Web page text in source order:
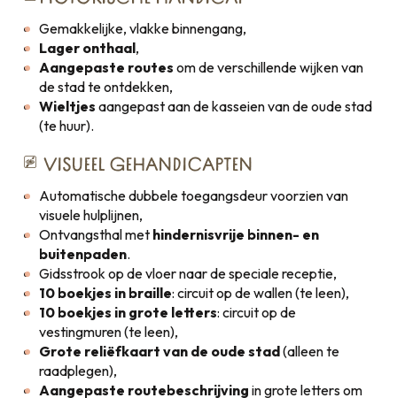
Gemakkelijke, vlakke binnengang,
Lager onthaal,
Aangepaste routes om de verschillende wijken van
de stad te ontdekken,
Wieltjes aangepast aan de kasseien van de oude stad
(te huur).
VISUEEL GEHANDICAPTEN
Automatische dubbele toegangsdeur voorzien van
visuele hulplijnen,
Ontvangsthal met hindernisvrije binnen- en
buitenpaden.
Gidsstrook op de vloer naar de speciale receptie,
10 boekjes in braille: circuit op de wallen (te leen),
10 boekjes in grote letters: circuit op de
vestingmuren (te leen),
Grote reliëfkaart van de oude stad(alleen te
raadplegen),
Aangepaste routebeschrijving in grote letters om